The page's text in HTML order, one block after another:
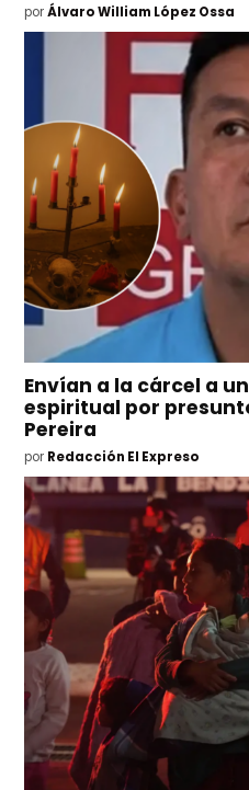
por Álvaro William López Ossa
Envían a la cárcel a
espiritual por
Pereira
por Redacción El Expreso